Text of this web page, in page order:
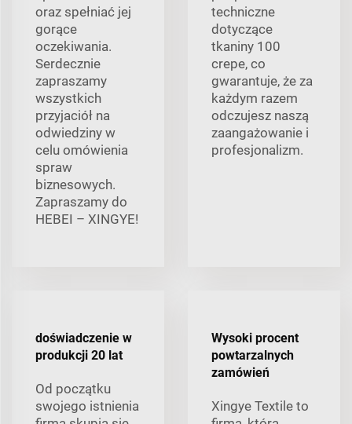
oraz spełniać jej
gorące
oczekiwania.
Serdecznie
zapraszamy
wszystkich
przyjaciół na
odwiedziny w
celu omówienia
spraw
biznesowych.
Zapraszamy do
HEBEI – XINGYE!
techniczne
dotyczące
tkaniny 100
crepe, co
gwarantuje, że za
każdym razem
odczujesz naszą
zaangażowanie i
profesjonalizm.
doświadczenie w
produkcji 20 lat
Od początku
swojego istnienia
Wysoki procent
powtarzalnych
zamówień
Xingye Textile to